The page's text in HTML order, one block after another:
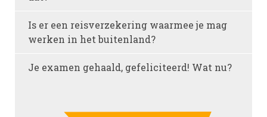
Is er een reisverzekering waarmee je mag
werken in het buitenland?
Je examen gehaald, gefeliciteerd! Wat nu?